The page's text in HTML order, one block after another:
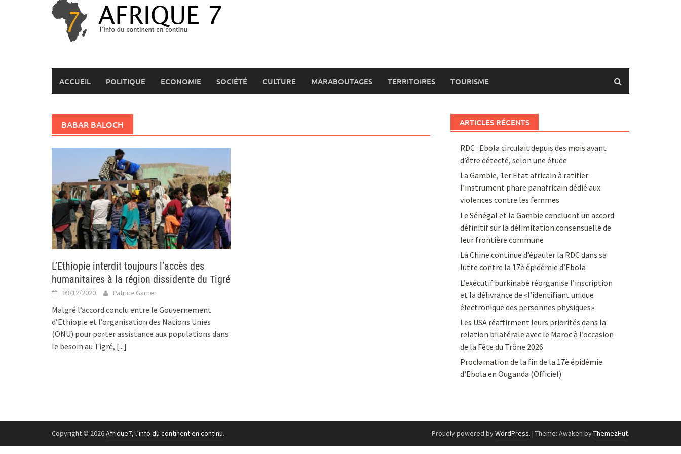
ACCUEIL POLITIQUE ECONOMIE SOCIÉTÉ CULTURE MARABOUTAGES TERRITOIRES TOURISME
BABAR BALOCH
L’Ethiopie interdit toujours l’accès des
humanitaires à la région dissidente du Tigré
09/12/2020 Patrice Garner
Malgré l’accord conclu entre le Gouvernement
d’Ethiopie et l’organisation des Nations Unies
(ONU) pour porter assistance aux populations dans
le besoin au Tigré, [...]
ARTICLES RÉCENTS
RDC : Ebola circulait depuis des mois avant
d’être détecté, selon une étude
La Gambie, 1er Etat africain à ratifier
l’instrument phare panafricain dédié aux
violences contre les femmes
Le Sénégal et la Gambie concluent un accord
définitif sur la délimitation consensuelle de
leur frontière commune
La Chine continue d’épauler la RDC dans sa
lutte contre la 17è épidémie d’Ebola
L’exécutif burkinabè réorganise l’inscription
et la délivrance de «l’identifiant unique
électronique des personnes physiques»
Les USA réaffirment leurs priorités dans la
relation bilatérale avec le Maroc à l’occasion
de la Fête du Trône 2026
Proclamation de la fin de la 17è épidémie
d’Ebola en Ouganda (Officiel)
Copyright © 2026Afrique7, l’info du continent en continu. Proudly powered byWordPress. | Theme: Awaken byThemezHut.